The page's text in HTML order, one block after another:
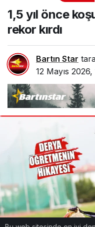
1,5 yıl önce
rekor kırdı
Bartın Star
12 Mayıs 2026,